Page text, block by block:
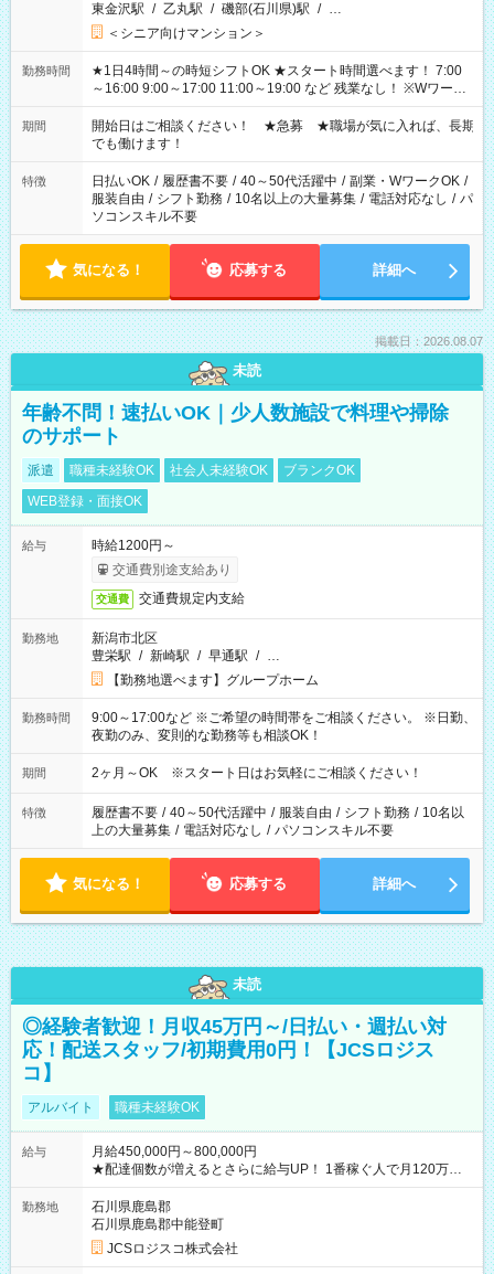
東金沢駅 / 乙丸駅 / 磯部(石川県)駅 / …
＜シニア向けマンション＞
勤務時間
★1日4時間～の時短シフトOK ★スタート時間選べます！ 7:00
～16:00 9:00～17:00 11:00～19:00 など 残業なし！ ※Wワーク
の場合、他のお仕事と合わせ週40時間超の就業はご案内できま
せん ※法令に基づき、週20時間以上勤務は社会保険への加入対
象となります ※労働者派遣法（日雇い派遣の原則禁止）によ
り、短時間・短期間の就業はご案内が難しい場合があります
期間
開始日はご相談ください！ ★急募 ★職場が気に入れば、長期
でも働けます！
特徴 日払いOK / 履歴書不要 / 40～50代活躍中 / 副業・WワークOK /
服装自由 / シフト勤務 / 10名以上の大量募集 / 電話対応なし / パ
ソコンスキル不要
気になる！ 応募する 詳細へ
掲載日：2026.08.07
未読
年齢不問！速払いOK｜少人数施設で料理や掃除
のサポート
派遣 職種未経験OK 社会人未経験OK
ブランクOK
WEB登録・面接OK
給与
時給1200円～
交通費別途支給あり
交通費 交通費規定内支給
勤務地
新潟市北区
豊栄駅 / 新崎駅 / 早通駅 / …
【勤務地選べます】グループホーム
勤務時間
9:00～17:00など ※ご希望の時間帯をご相談ください。 ※日勤、
夜勤のみ、変則的な勤務等も相談OK！
期間 2ヶ月～OK ※スタート日はお気軽にご相談ください！
特徴 履歴書不要 / 40～50代活躍中 / 服装自由 / シフト勤務 / 10名以
上の大量募集 / 電話対応なし / パソコンスキル不要
気になる！ 応募する 詳細へ
未読
◎経験者歓迎！月収45万円～/日払い・週払い対
応！配送スタッフ/初期費用0円！【JCSロジス
コ】
アルバイト 職種未経験OK
給与
月給450,000円～800,000円
★配達個数が増えるとさらに給与UP！ 1番稼ぐ人で月120万ほ
ど！ ・主要都市エリア 月収55万円／週5日稼働 月収65万~112
万円／週6日稼働 ・地方郊外エリア 月収40万円／週5日稼働 月
収40万円~50万円／週6日稼働 ＜モデルイメージ＞ ■月収50万
円 (27歳男性/江東区在住)※元建築関係 1日150個配達×25日勤務
(日休み) ■月収80万円(43歳男性/墨田区在住)※元営業 1日200個
勤務地
石川県鹿島郡
石川県鹿島郡中能登町
JCSロジスコ株式会社